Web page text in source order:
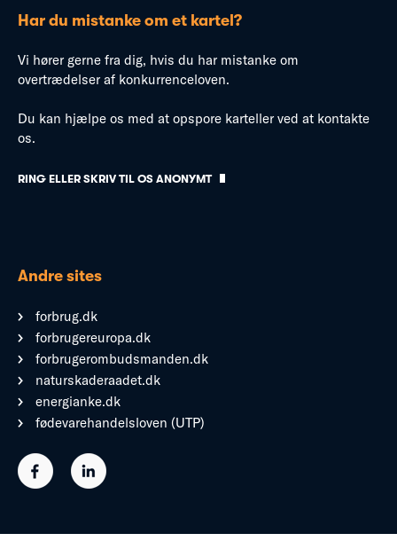
Har du mistanke om et kartel?
Vi hører gerne fra dig, hvis du har mistanke om
overtrædelser af konkurrenceloven.
Du kan hjælpe os med at opspore karteller ved at kontakte
os.
RING ELLER SKRIV TIL OS ANONYMT
Andre sites
forbrug.dk
forbrugereuropa.dk
forbrugerombudsmanden.dk
naturskaderaadet.dk
energianke.dk
fødevarehandelsloven (UTP)